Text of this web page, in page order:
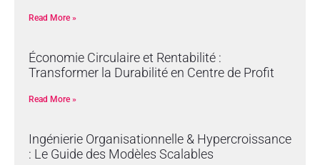
Read More »
Économie Circulaire et Rentabilité :
Transformer la Durabilité en Centre de Profit
Read More »
Ingénierie Organisationnelle & Hypercroissance
: Le Guide des Modèles Scalables